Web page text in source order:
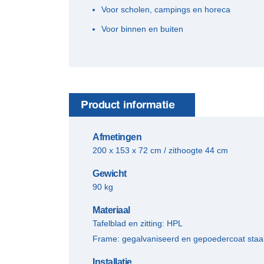
Voor scholen, campings en horeca
Voor binnen en buiten
Product informatie
Afmetingen
200 x 153 x 72 cm / zithoogte 44 cm
Gewicht
90 kg
Materiaal
Tafelblad en zitting: HPL
Frame: gegalvaniseerd en gepoedercoat
Installatie